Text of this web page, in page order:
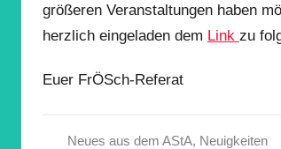
größeren Veranstaltungen haben
herzlich eingeladen dem Link zu
Euer FrÖSch-Referat
Neues aus dem AStA, Neuigkeiten